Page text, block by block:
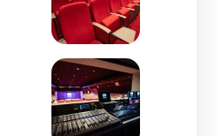
Zoom de l'image